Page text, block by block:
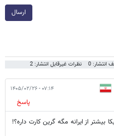
ارسال
0 نظرات غیرقابل انتشار: 2
۰۷:۱۴ - ۱۴۰۵/۰۲/۲۶
پاسخ
بیشتر از ایرانه مگه گرین کارت داره؟!